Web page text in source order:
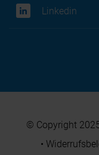
Linkedin
© Copyright
•